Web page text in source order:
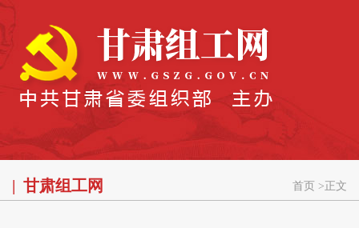
甘肃组工网 首页 > 正文